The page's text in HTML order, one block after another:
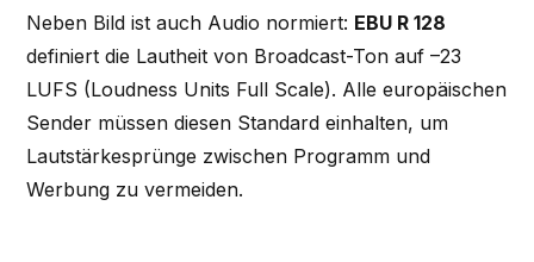
Neben Bild ist auch Audio normiert: EBU R 128
definiert die Lautheit von Broadcast-Ton auf –23
LUFS (Loudness Units Full Scale). Alle europäischen
Sender müssen diesen Standard einhalten, um
Lautstärkesprünge zwischen Programm und
Werbung zu vermeiden.